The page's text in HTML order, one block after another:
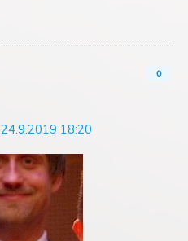
0
24.9.2019 18:20